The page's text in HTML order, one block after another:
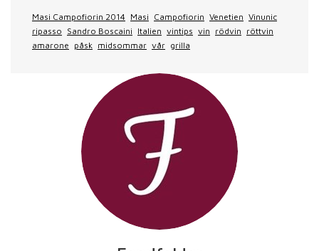
Masi Campofiorin 2014 Masi Campofiorin Venetien Vinunic
ripasso Sandro Boscaini Italien vintips vin rödvin röttvin
amarone påsk midsommar vår grilla